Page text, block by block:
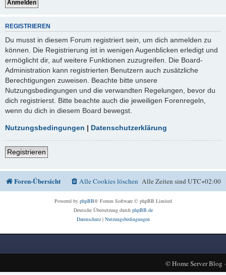
REGISTRIEREN
Du musst in diesem Forum registriert sein, um dich anmelden zu
können. Die Registrierung ist in wenigen Augenblicken erledigt und
ermöglicht dir, auf weitere Funktionen zuzugreifen. Die Board-
Administration kann registrierten Benutzern auch zusätzliche
Berechtigungen zuweisen. Beachte bitte unsere
Nutzungsbedingungen und die verwandten Regelungen, bevor du
dich registrierst. Bitte beachte auch die jeweiligen Forenregeln,
wenn du dich in diesem Board bewegst.
Nutzungsbedingungen | Datenschutzerklärung
Registrieren
Foren-Übersicht Alle Zeiten sindUTC+02:00
Alle Cookies löschen
Powered by phpBB® Forum Software © phpBB Limited
Deutsche Übersetzung durch phpBB.de
Datenschutz| Nutzungsbedingungen
©Home Server Blog